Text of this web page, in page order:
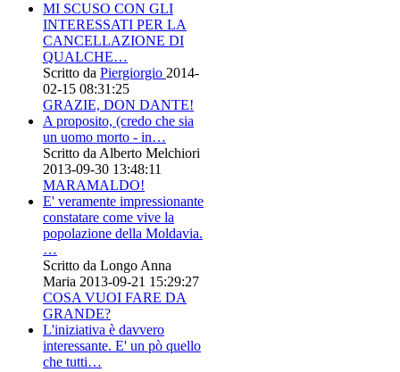
MI SCUSO CON GLI
INTERESSATI PER LA
CANCELLAZIONE DI
QUALCHE…
Scritto da Piergiorgio 2014-
02-15 08:31:25
GRAZIE, DON DANTE!
A proposito, (credo che sia
un uomo morto - in…
Scritto da Alberto Melchiori
2013-09-30 13:48:11
MARAMALDO!
E' veramente impressionante
constatare come vive la
popolazione della Moldavia.
…
Scritto da Longo Anna
Maria 2013-09-21 15:29:27
COSA VUOI FARE DA
GRANDE?
L'iniziativa è davvero
interessante. E' un pò quello
che tutti…